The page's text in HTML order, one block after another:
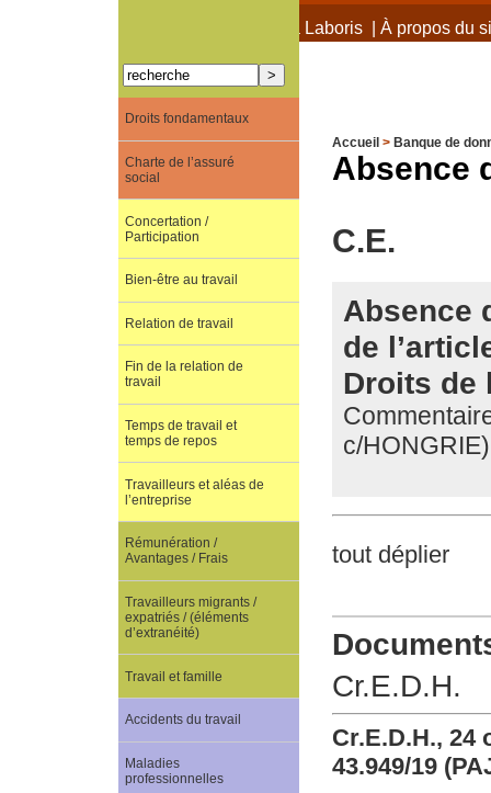
À propos de Terra Laboris| À propos du
Accueil > Banque de
Absence
C.E.
Absence
de
Droits de
c/HONGRIE)
tout déplier
Cr.E.D.H.
Cr.E.D.H., 24
43.949/19
Droits fondamentaux
Charte de l’assuré
social
Concertation /
Participation
Bien-être au travail
Relation de travail
Fin de la relation de
travail
Temps de travail et
temps de repos
Travailleurs et aléas de
l’entreprise
Rémunération /
Avantages / Frais
Travailleurs migrants /
expatriés / (éléments
d’extranéité)
Travail et famille
Accidents du travail
Maladies
professionnelles